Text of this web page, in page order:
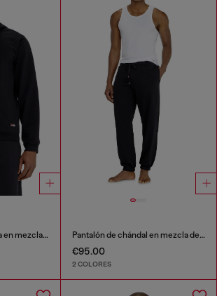
Sudadera con capucha en mezcla de algodón afelpado Pantalón de chándal en mezcla de algodón afelpado
€95.00
2 COLORES